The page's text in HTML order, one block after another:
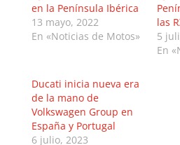
en la Península Ibérica
13 mayo, 2022
En «Noticias de Motos»
las
5
En
Ducati inicia nueva era
de la mano de
Volkswagen Group en
España y Portugal
6 julio, 2023